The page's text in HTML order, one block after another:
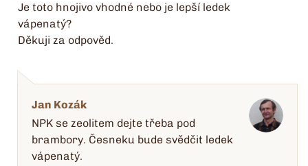
Je toto hnojivo vhodné nebo je lepší ledek
vápenatý?
Děkuji za odpověd.
Jan Kozák
NPK se zeolitem dejte třeba pod
brambory. Česneku bude svědčit ledek
vápenatý.